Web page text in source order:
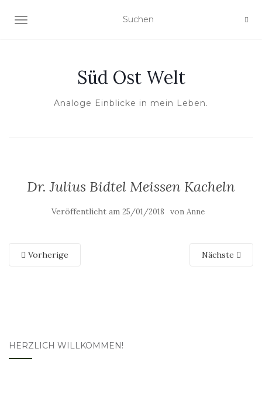
NAVIGATION UMSCHALTEN
Süd Ost Welt
Analoge Einblicke in mein Leben.
Dr. Julius Bidtel Meissen Kacheln
Veröffentlicht am 25/01/2018 von Anne
Vorherige Nächste
HERZLICH WILLKOMMEN!